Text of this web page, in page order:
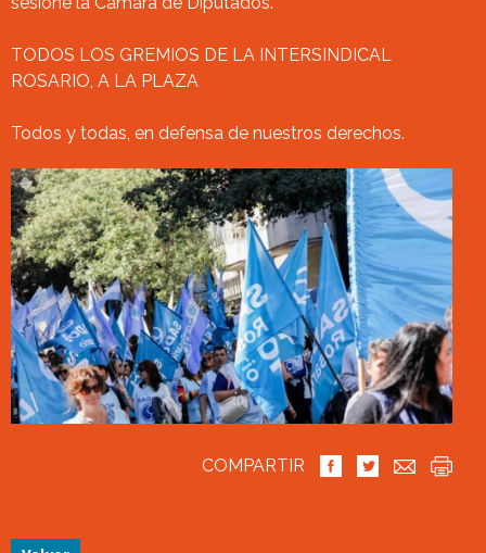
TODOS LOS GREMIOS DE LA INTERSINDICAL
ROSARIO, A LA PLAZA
Todos y todas, en defensa de nuestros derechos.
COMPARTIR